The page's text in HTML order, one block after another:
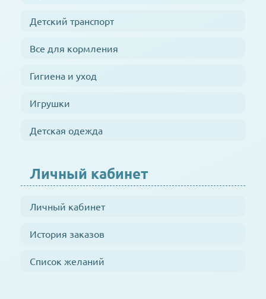
Детский транспорт
Все для кормления
Гигиена и уход
Игрушки
Детская одежда
Личный кабинет
Личный кабинет
История заказов
Список желаний